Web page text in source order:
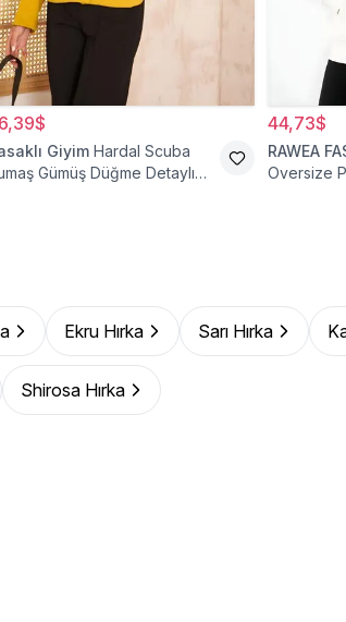
Giyim Hardal Scuba
Gümüş Düğme Detaylı
44,73$
RAWEA
Oversize
Ekru Hırka Sarı Hırka
Shirosa Hırka